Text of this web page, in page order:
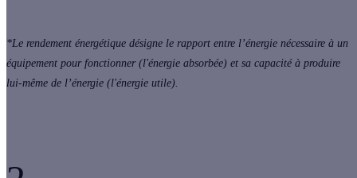
*Le rendement énergétique désigne le rapport entre l’énergie nécessaire à un
équipement pour fonctionner (l'énergie absorbée) et sa capacité à produire
lui-même de l’énergie (l'énergie utile).